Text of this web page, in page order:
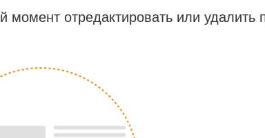
отредактировать или удалить